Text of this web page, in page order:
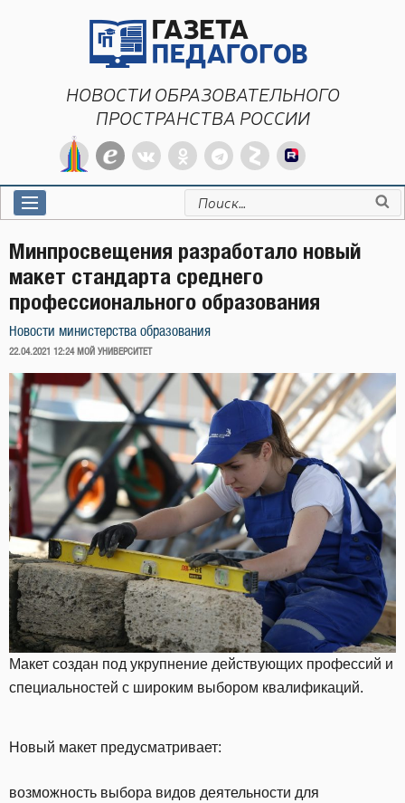
НОВОСТИ ОБРАЗОВАТЕЛЬНОГО
ПРОСТРАНСТВА РОССИИ
Искать:
Минпросвещения разработало новый
макет стандарта среднего
профессионального образования
Новости министерства образования
ОПУБЛИКОВАНО
22.04.2021 12:24 МОЙ УНИВЕРСИТЕТ
Макет создан под укрупнение действующих профессий и
специальностей с широким выбором квалификаций.
Новый макет предусматривает:
возможность выбора видов деятельности для